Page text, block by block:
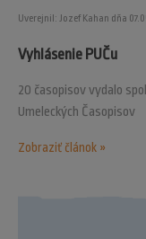
Uverejnil: Jozef Kahan dňa
Vyhlásenie PUČu
20 časopisov vydalo
Umeleckých Časopisov
Zobraziť článok »